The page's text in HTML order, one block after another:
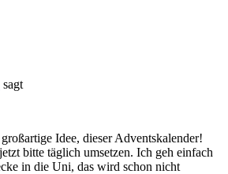
sagt
Idee, dieser Adventskalender!
bitte täglich umsetzen. Ich geh einfach
in die Uni, das wird schon nicht